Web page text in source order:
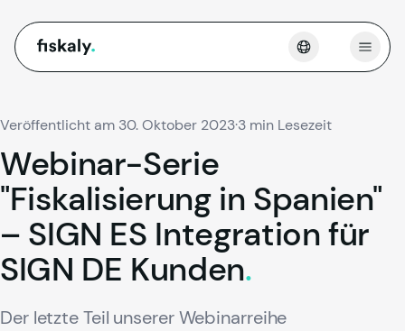
fiskaly. Menü
Veröffentlicht am 30. Oktober 2023·3 min Lesezeit
Webinar-Serie
"Fiskalisierung in Spanien"
– SIGN ES Integrationfür
SIGN DE Kunden.
Der letzte Teil unserer Webinarreihe